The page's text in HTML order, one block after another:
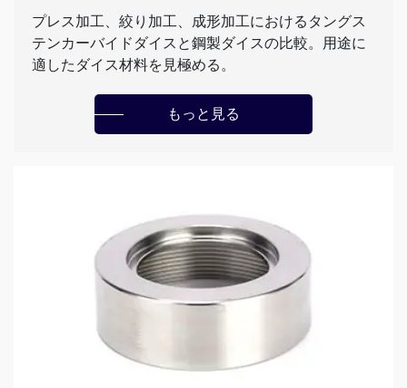
プレス加工、絞り加工、成形加工におけるタングス
テンカーバイドダイスと鋼製ダイスの比較。用途に
適したダイス材料を見極める。
もっと見る